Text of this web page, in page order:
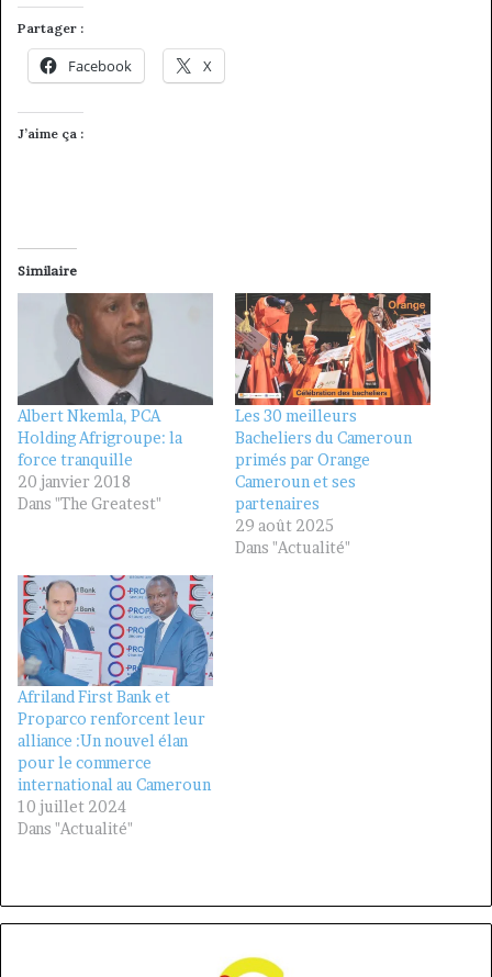
Partager :
Facebook X
J’aime ça :
Similaire
Albert Nkemla, PCA
Holding Afrigroupe: la
force tranquille
20 janvier 2018
Dans "The Greatest"
Les 30 meilleurs
Bacheliers du Cameroun
primés par Orange
Cameroun et ses
partenaires
29 août 2025
Dans "Actualité"
Afriland First Bank et
Proparco renforcent leur
alliance :Un nouvel élan
pour le commerce
international au Cameroun
10 juillet 2024
Dans "Actualité"